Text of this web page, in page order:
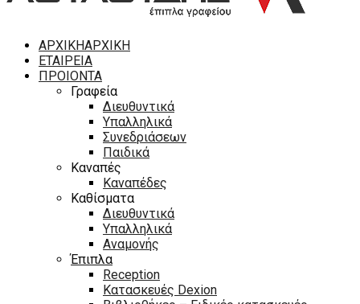
ΑΡΧΙΚΗΑΡΧΙΚΗ
ΕΤΑΙΡΕΙΑ
ΠΡΟΙΟΝΤΑ
Γραφεία
Διευθυντικά
Υπαλληλικά
Συνεδριάσεων
Παιδικά
Καναπές
Καναπέδες
Καθίσματα
Διευθυντικά
Υπαλληλικά
Αναμονής
Έπιπλα
Reception
Κατασκευές Dexion